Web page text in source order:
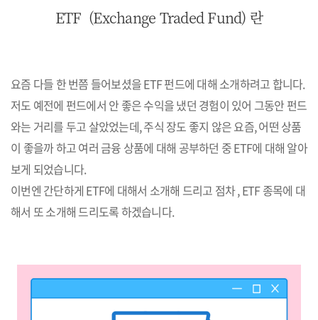
ETF (Exchange Traded Fund) 란
요즘 다들 한 번쯤 들어보셨을 ETF 펀드에 대해 소개하려고 합니다.
저도 예전에 펀드에서 안 좋은 수익을 냈던 경험이 있어 그동안 펀드
와는 거리를 두고 살았었는데, 주식 장도 좋지 않은 요즘, 어떤 상품
이 좋을까 하고 여러 금융 상품에 대해 공부하던 중 ETF에 대해 알아
보게 되었습니다.
이번엔 간단하게 ETF에 대해서 소개해 드리고 점차 , ETF 종목에 대
해서 또 소개해 드리도록 하겠습니다.